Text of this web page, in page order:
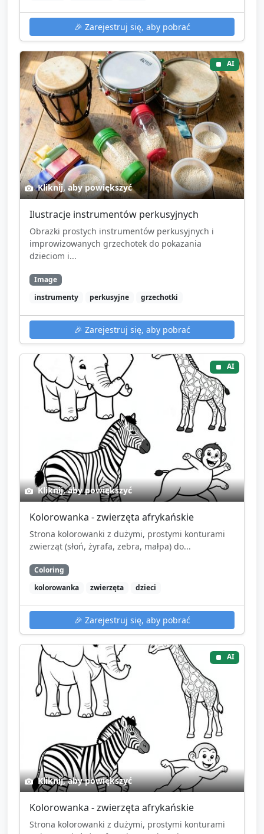
🎉 Zarejestruj się, aby pobrać
AI
Kliknij, aby powiększyć
Ilustracje instrumentów perkusyjnych
Obrazki prostych instrumentów perkusyjnych i
improwizowanych grzechotek do pokazania
dzieciom i...
Image
instrumenty
perkusyjne grzechotki
🎉 Zarejestruj się, aby pobrać
AI
Kliknij, aby powiększyć
Kolorowanka - zwierzęta afrykańskie
Strona kolorowanki z dużymi, prostymi konturami
zwierząt (słoń, żyrafa, zebra, małpa) do...
Coloring
kolorowanka
zwierzęta dzieci
🎉 Zarejestruj się, aby pobrać
AI
Kliknij, aby powiększyć
Kolorowanka - zwierzęta afrykańskie
Strona kolorowanki z dużymi, prostymi konturami